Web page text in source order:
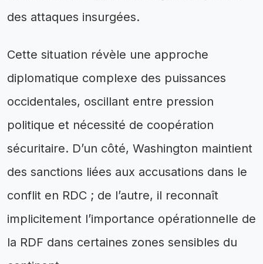
des attaques insurgées.
Cette situation révèle une approche
diplomatique complexe des puissances
occidentales, oscillant entre pression
politique et nécessité de coopération
sécuritaire. D’un côté, Washington maintient
des sanctions liées aux accusations dans le
conflit en RDC ; de l’autre, il reconnaît
implicitement l’importance opérationnelle de
la RDF dans certaines zones sensibles du